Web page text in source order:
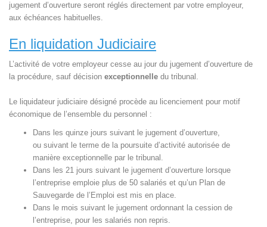
jugement d’ouverture seront réglés directement par votre employeur,
aux échéances habituelles.
En liquidation Judiciaire
L’activité de votre employeur cesse au jour du jugement d’ouverture de
la procédure, sauf décision exceptionnelle du tribunal.
Le liquidateur judiciaire désigné procède au licenciement pour motif
économique de l’ensemble du personnel :
Dans les quinze jours suivant le jugement d’ouverture,
ou suivant le terme de la poursuite d’activité autorisée de
manière exceptionnelle par le tribunal.
Dans les 21 jours suivant le jugement d’ouverture lorsque
l’entreprise emploie plus de 50 salariés et qu’un Plan de
Sauvegarde de l’Emploi est mis en place.
Dans le mois suivant le jugement ordonnant la cession de
l’entreprise, pour les salariés non repris.